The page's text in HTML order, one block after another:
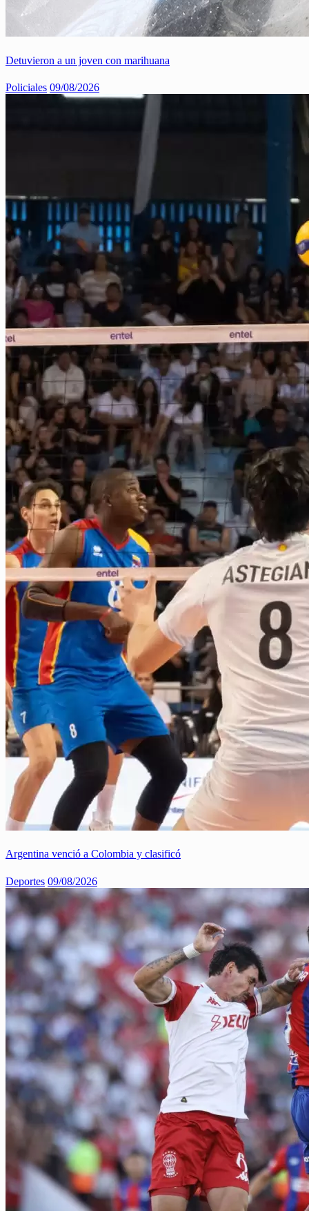
Detuvieron a un joven con marihuana
Policiales 09/08/2026
Argentina venció a Colombia y clasificó
Deportes 09/08/2026